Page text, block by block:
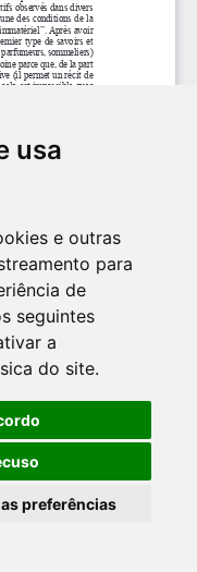
usa
e outras
para
de
seguintes
a
do site.
preferências